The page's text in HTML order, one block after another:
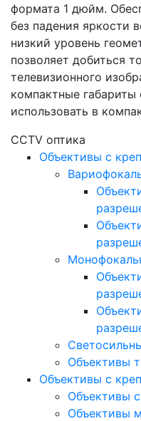
формата 1 дюйм.
без падения яркости
низкий уровень
позволяет добиться
телевизионного
компактные габариты
использовать в
CCTV оптика
Объективы с
Объективы
Объективы с
Объективы
Объективы